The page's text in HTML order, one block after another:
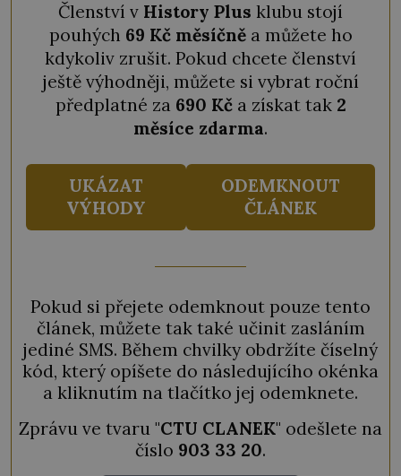
Členství v History Plus klubu stojí
pouhých 69 Kč měsíčněa můžete ho
kdykoliv zrušit. Pokud chcete členství
ještě výhodněji, můžete si vybrat roční
předplatné za 690 Kča získat tak 2
měsíce zdarma.
UKÁZAT
VÝHODY
ODEMKNOUT
ČLÁNEK
Pokud si přejete odemknout pouze tento
článek, můžete tak také učinit zasláním
jediné SMS. Během chvilky obdržíte číselný
kód, který opíšete do následujícího okénka
a kliknutím na tlačítko jej odemknete.
Zprávu ve tvaru "CTU CLANEK" odešlete na
číslo 903 33 20.